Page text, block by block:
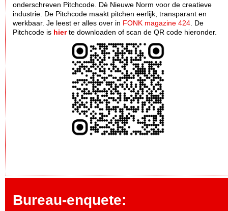
onderschreven Pitchcode. Dè Nieuwe Norm voor de creatieve
industrie. De Pitchcode maakt pitchen eerlijk, transparant en
werkbaar. Je leest er alles over in FONK magazine 424 . De
Pitchcode is hierte downloaden of scan de QR code hieronder.
Bureau-enquete: